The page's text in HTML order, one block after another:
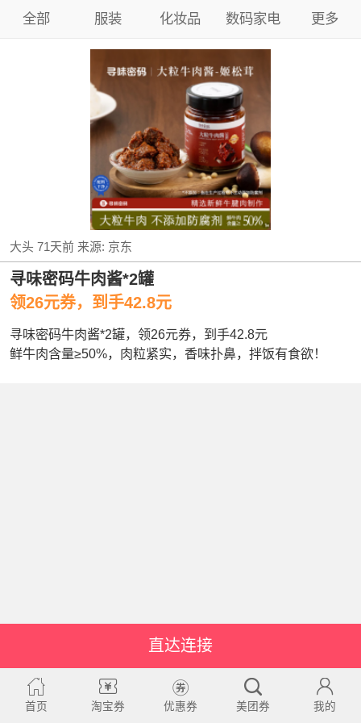
全部 服装 化妆品 数码家电 更多
大头 71天前来源: 京东
寻味密码牛肉酱*2罐
领26元券，到手42.8元
寻味密码牛肉酱*2罐，领26元券，到手42.8元
鲜牛肉含量≥50%，肉粒紧实，香味扑鼻，拌饭有食欲！
直达连接
首页 淘宝券 优惠券 美团券 我的